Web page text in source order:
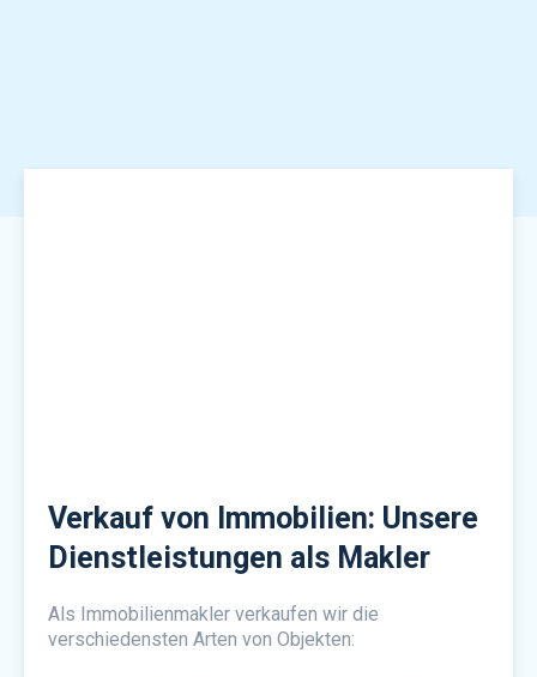
Verkauf von Immobilien: Unsere
Dienstleistungen als Makler
Als Immobilienmakler verkaufen wir die
verschiedensten Arten von Objekten: